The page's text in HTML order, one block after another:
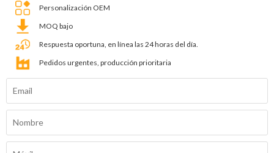
Personalización OEM
MOQ bajo
Respuesta oportuna, en línea las 24 horas del día.
Pedidos urgentes, producción prioritaria